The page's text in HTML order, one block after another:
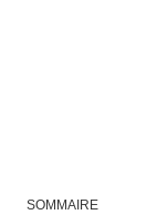
SOMMAIRE